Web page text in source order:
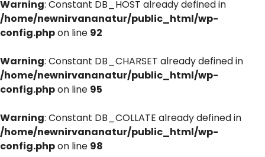
Warning: Constant DB_HOST already defined in
/home/newnirvananatur/public_html/wp-
config.phpon line 92
Warning: Constant DB_CHARSET already defined in
/home/newnirvananatur/public_html/wp-
config.phpon line 95
Warning: Constant DB_COLLATE already defined in
/home/newnirvananatur/public_html/wp-
config.phpon line 98